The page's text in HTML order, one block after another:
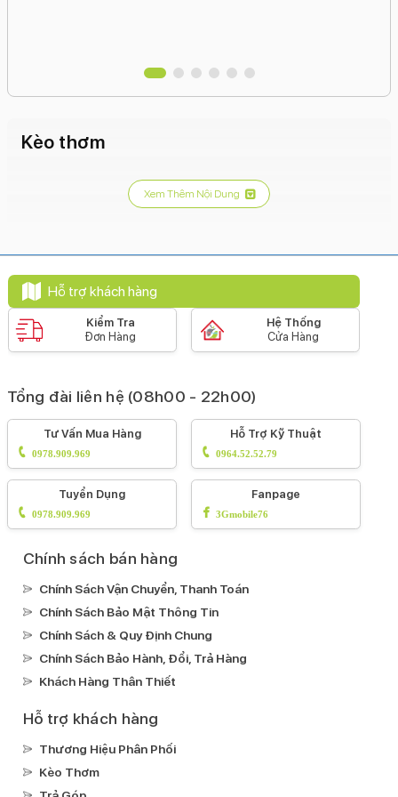
Kèo thơm
Xem Thêm Nội Dung
Hỗ trợ khách hàng
Kiểm Tra
Đơn Hàng
Hệ Thống
Cửa Hàng
Tổng đài liên hệ (08h00 - 22h00)
Tư Vấn Mua Hàng
0978.909.969
Hỗ Trợ Kỹ Thuật
0964.52.52.79
Tuyển Dụng
0978.909.969
Fanpage
3Gmobile76
Chính sách bán hàng
Chính Sách Vận Chuyển, Thanh Toán
Chính Sách Bảo Mật Thông Tin
Chính Sách & Quy Định Chung
Chính Sách Bảo Hành, Đổi, Trả Hàng
Khách Hàng Thân Thiết
Hỗ trợ khách hàng
Thương Hiệu Phân Phối
Kèo Thơm